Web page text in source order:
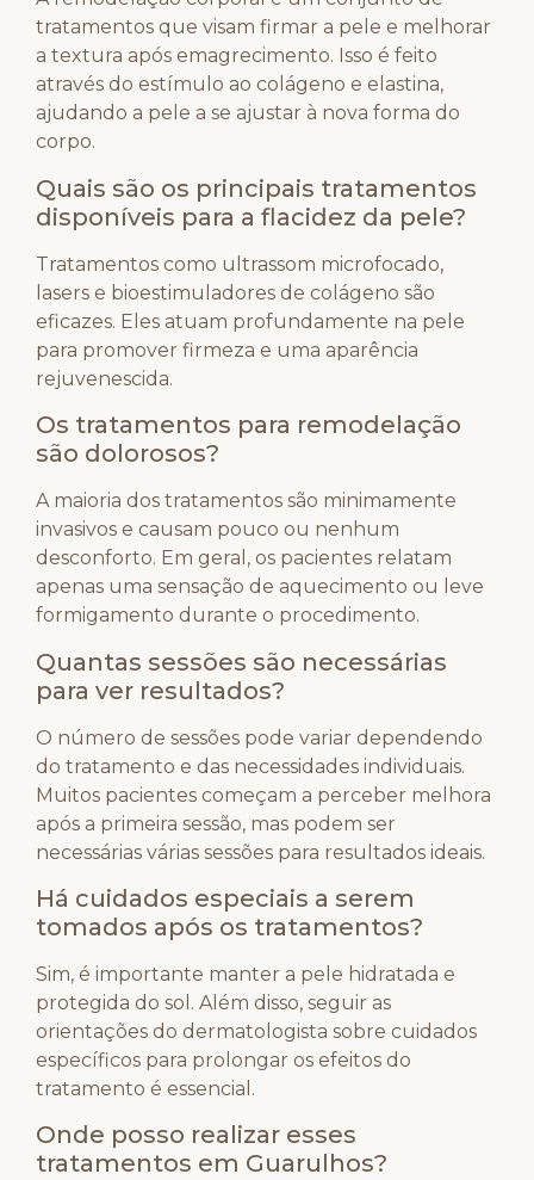
tratamentos que visam firmar a pele e melhorar
a textura após emagrecimento. Isso é feito
através do estímulo ao colágeno e elastina,
ajudando a pele a se ajustar à nova forma do
corpo.
Quais são os principais tratamentos
disponíveis para a flacidez da pele?
Tratamentos como ultrassom microfocado,
lasers e bioestimuladores de colágeno são
eficazes. Eles atuam profundamente na pele
para promover firmeza e uma aparência
rejuvenescida.
Os tratamentos para remodelação
são dolorosos?
A maioria dos tratamentos são minimamente
invasivos e causam pouco ou nenhum
desconforto. Em geral, os pacientes relatam
apenas uma sensação de aquecimento ou leve
formigamento durante o procedimento.
Quantas sessões são necessárias
para ver resultados?
O número de sessões pode variar dependendo
do tratamento e das necessidades individuais.
Muitos pacientes começam a perceber melhora
após a primeira sessão, mas podem ser
necessárias várias sessões para resultados ideais.
Há cuidados especiais a serem
tomados após os tratamentos?
Sim, é importante manter a pele hidratada e
protegida do sol. Além disso, seguir as
orientações do dermatologista sobre cuidados
específicos para prolongar os efeitos do
tratamento é essencial.
Onde posso realizar esses
tratamentos em Guarulhos?